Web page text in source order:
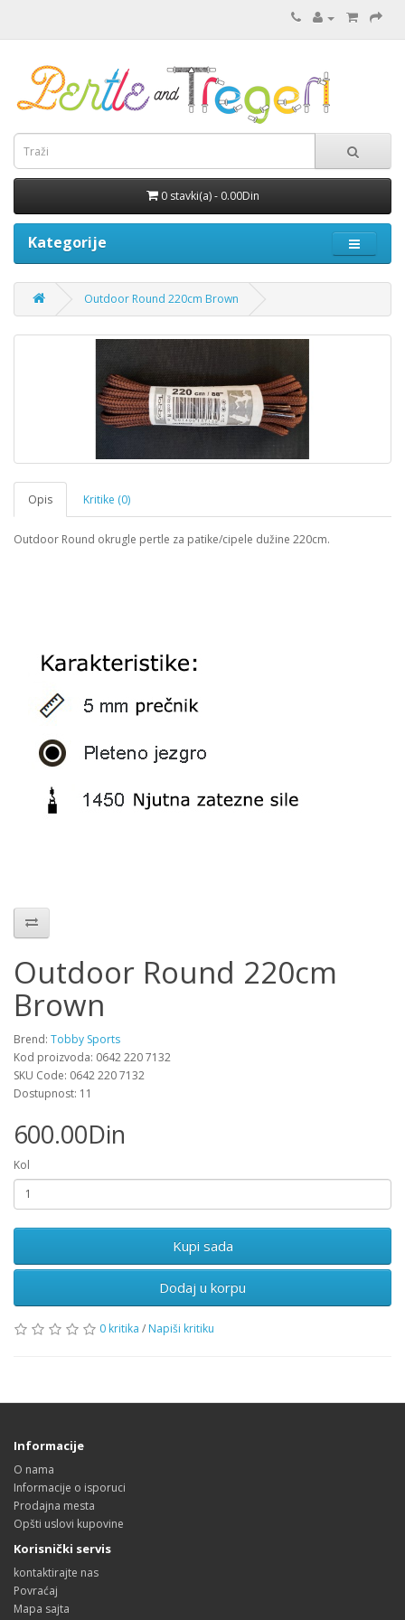
0 stavki(a) - 0.00Din
Kategorije
Outdoor Round 220cm Brown
Opis Kritike (0)
Outdoor Round okrugle pertle za patike/cipele dužine 220cm.
Outdoor Round 220cm
Brown
Brend: Tobby Sports
Kod proizvoda: 0642 220 7132
SKU Code: 0642 220 7132
Dostupnost: 11
600.00Din
Kol
Dodaj u korpu
0 kritika / Napiši kritiku
Informacije
O nama
Informacije o isporuci
Prodajna mesta
Opšti uslovi kupovine
Korisnički servis
kontaktirajte nas
Povraćaj
Mapa sajta